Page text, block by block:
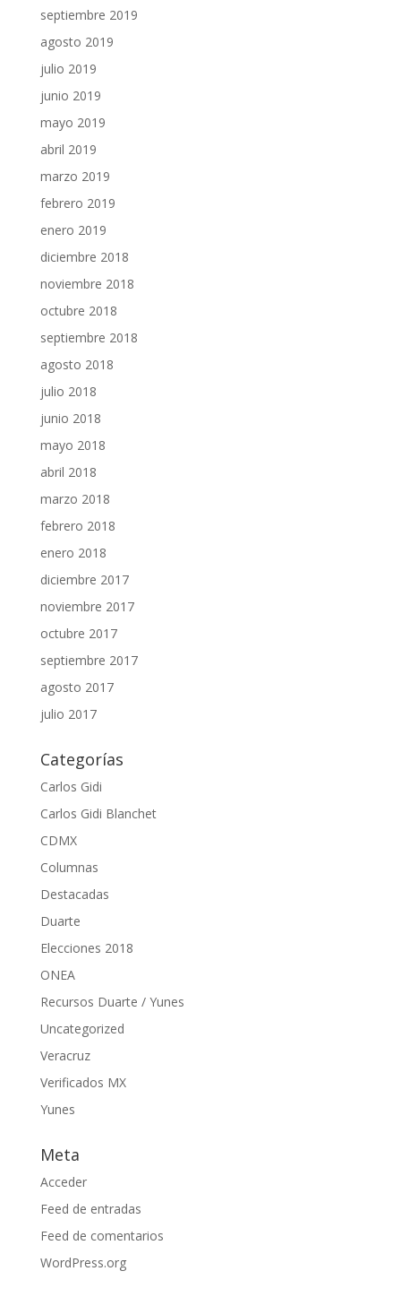
septiembre 2019
agosto 2019
julio 2019
junio 2019
mayo 2019
abril 2019
marzo 2019
febrero 2019
enero 2019
diciembre 2018
noviembre 2018
octubre 2018
septiembre 2018
agosto 2018
julio 2018
junio 2018
mayo 2018
abril 2018
marzo 2018
febrero 2018
enero 2018
diciembre 2017
noviembre 2017
octubre 2017
septiembre 2017
agosto 2017
julio 2017
Categorías
Carlos Gidi
Carlos Gidi Blanchet
CDMX
Columnas
Destacadas
Duarte
Elecciones 2018
ONEA
Recursos Duarte / Yunes
Uncategorized
Veracruz
Verificados MX
Yunes
Meta
Acceder
Feed de entradas
Feed de comentarios
WordPress.org